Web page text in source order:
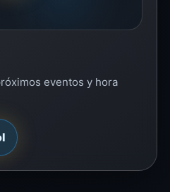
eventos y hora